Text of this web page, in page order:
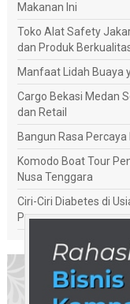
Makanan Ini
Toko Alat Safety
dan Produk
Manfaat Lidah Buaya
Cargo Bekasi Medan
dan Retail
Bangun Rasa
Komodo Boat Tour
Nusa Tenggara
Ciri-Ciri Diabetes di
Penanganannya